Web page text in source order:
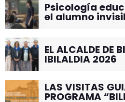
Psicología
el alumno
EL ALCALDE DE
IBILALDIA 2026
LAS VISITAS
PROGRAMA